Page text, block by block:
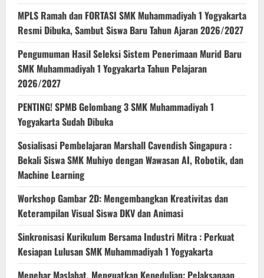
MPLS Ramah dan FORTASI SMK Muhammadiyah 1 Yogyakarta
Resmi Dibuka, Sambut Siswa Baru Tahun Ajaran 2026/2027
Pengumuman Hasil Seleksi Sistem Penerimaan Murid Baru
SMK Muhammadiyah 1 Yogyakarta Tahun Pelajaran
2026/2027
PENTING! SPMB Gelombang 3 SMK Muhammadiyah 1
Yogyakarta Sudah Dibuka
Sosialisasi Pembelajaran Marshall Cavendish Singapura :
Bekali Siswa SMK Muhiyo dengan Wawasan AI, Robotik, dan
Machine Learning
Workshop Gambar 2D: Mengembangkan Kreativitas dan
Keterampilan Visual Siswa DKV dan Animasi
Sinkronisasi Kurikulum Bersama Industri Mitra : Perkuat
Kesiapan Lulusan SMK Muhammadiyah 1 Yogyakarta
Menebar Maslahat, Menguatkan Kepedulian: Pelaksanaan